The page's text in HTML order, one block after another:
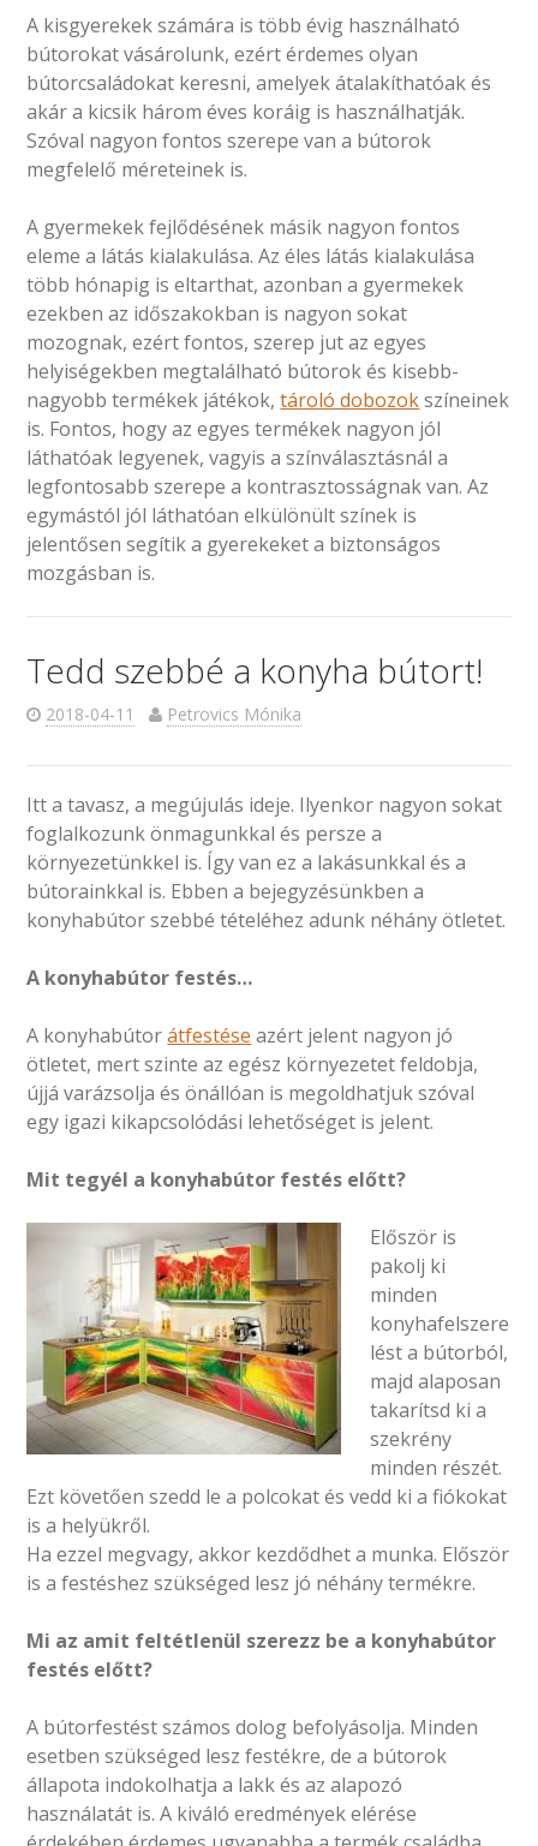
A kisgyerekek számára is több évig használható
bútorokat vásárolunk, ezért érdemes olyan
bútorcsaládokat keresni, amelyek átalakíthatóak és
akár a kicsik három éves koráig is használhatják.
Szóval nagyon fontos szerepe van a bútorok
megfelelő méreteinek is.
A gyermekek fejlődésének másik nagyon fontos
eleme a látás kialakulása. Az éles látás kialakulása
több hónapig is eltarthat, azonban a gyermekek
ezekben az időszakokban is nagyon sokat
mozognak, ezért fontos, szerep jut az egyes
helyiségekben megtalálható bútorok és kisebb-
nagyobb termékek játékok,tároló dobozokszíneinek
is. Fontos, hogy az egyes termékek nagyon jól
láthatóak legyenek, vagyis a színválasztásnál a
legfontosabb szerepe a kontrasztosságnak van. Az
egymástól jól láthatóan elkülönült színek is
jelentősen segítik a gyerekeket a biztonságos
mozgásban is.
Tedd szebbé a konyha bútort!
2018-04-11 Petrovics Mónika
Itt a tavasz, a megújulás ideje. Ilyenkor nagyon sokat
foglalkozunk önmagunkkal és persze a
környezetünkkel is. Így van ez a lakásunkkal és a
bútorainkkal is. Ebben a bejegyzésünkben a
konyhabútor szebbé tételéhez adunk néhány ötletet.
A konyhabútor festés…
A konyhabútorátfestése azért jelent nagyon jó
ötletet, mert szinte az egész környezetet feldobja,
újjá varázsolja és önállóan is megoldhatjuk szóval
egy igazi kikapcsolódási lehetőséget is jelent.
Mit tegyél a konyhabútor festés előtt?
Először is
pakolj ki
minden
konyhafelszere
lést a bútorból,
majd alaposan
takarítsd ki a
szekrény
minden részét.
Ezt követően szedd le a polcokat és vedd ki a fiókokat
is a helyükről.
Ha ezzel megvagy, akkor kezdődhet a munka. Először
is a festéshez szükséged lesz jó néhány termékre.
Mi az amit feltétlenül szerezz be a konyhabútor
festés előtt?
A bútorfestést számos dolog befolyásolja. Minden
esetben szükséged lesz festékre, de a bútorok
állapota indokolhatja a lakk és az alapozó
használatát is. A kiváló eredmények elérése